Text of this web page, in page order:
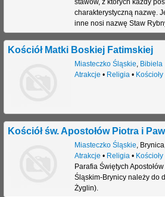
a
charakterystyczną nazwę.
inne nosi nazwę Staw
Kościół Matki Boskiej Fatimskiej
Miasteczko Śląskie Bibiela
Atrakcje • Religia • Kościoły
Kościół św. Apostołów Piotra i
Miasteczko Śląskie Brynica
Atrakcje • Religia • Kościoły
Parafia Świętych
Śląskim-Brynicy należy do
Żyglin).